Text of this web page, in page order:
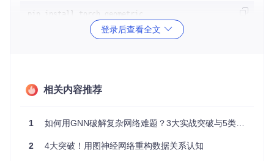
如果需要体验完整功能，包括可视化工具和高级数据集支持，
cd pytorch_geometric
否成功。这个示例实现了基于GCN的节点分类任务，是图神经
网络入门的经典案例。
登录后查看全文
相关内容推荐
1 如何用GNN破解复杂网络难题？3大实战突破与5类落地场景解析
2 4大突破！用图神经网络重构数据关系认知